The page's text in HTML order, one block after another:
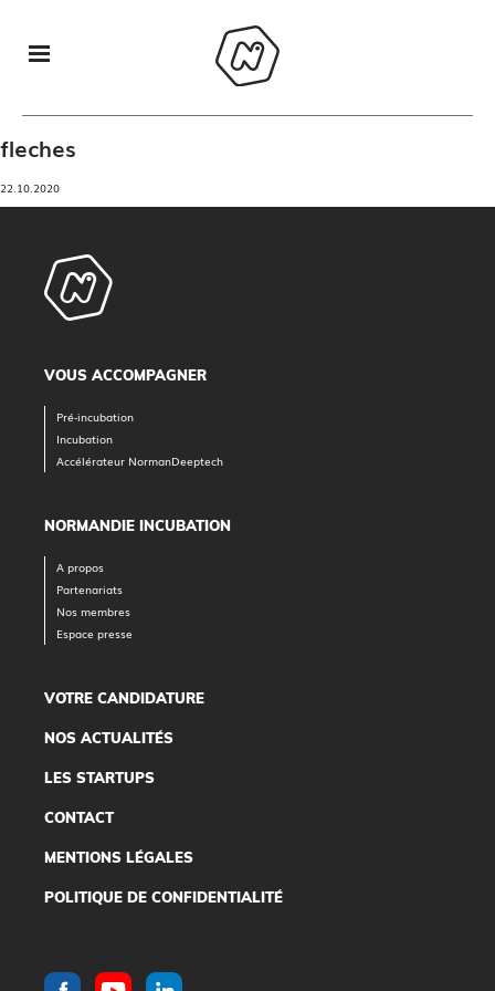
fleches
22.10.2020
VOUS ACCOMPAGNER
Pré-incubation
Incubation
Accélérateur NormanDeeptech
NORMANDIE INCUBATION
A propos
Partenariats
Nos membres
Espace presse
VOTRE CANDIDATURE
NOS ACTUALITÉS
LES STARTUPS
CONTACT
MENTIONS LÉGALES
POLITIQUE DE CONFIDENTIALITÉ